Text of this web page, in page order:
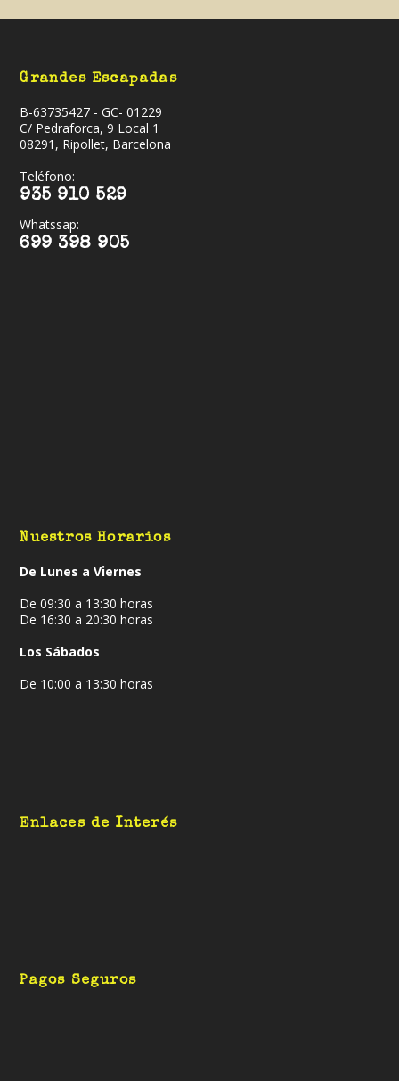
Grandes Escapadas
B-63735427 - GC- 01229
C/ Pedraforca, 9 Local 1
08291, Ripollet, Barcelona
Teléfono:
935 910 529
Whatssap:
699 398 905
Nuestros Horarios
De Lunes a Viernes
De 09:30 a 13:30 horas
De 16:30 a 20:30 horas
Los Sábados
De 10:00 a 13:30 horas
Enlaces de Interés
Pagos Seguros